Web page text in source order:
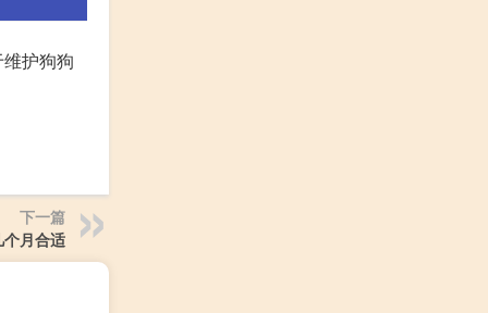
护狗狗
下一篇
月合适